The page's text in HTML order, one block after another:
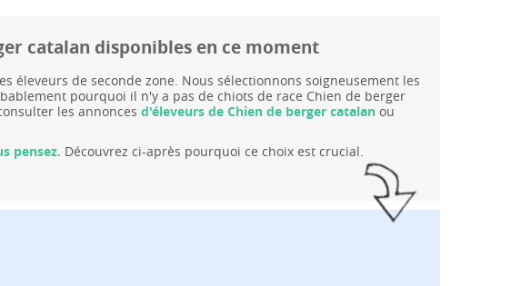
catalan disponibles en ce moment
éleveurs de seconde zone. Nous sélectionnons soigneusement les
pourquoi il n'y a pas de chiots de race Chien de berger
les annonces d'éleveurs de Chien de berger catalan ou
pensez. Découvrez ci-après pourquoi ce choix est crucial.